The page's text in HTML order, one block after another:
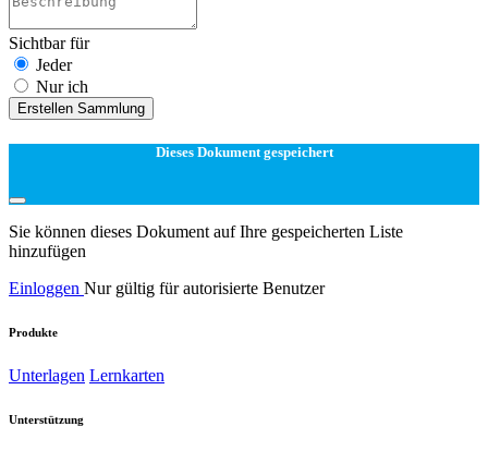
Sichtbar für
Jeder
Nur ich
Erstellen Sammlung
Dieses Dokument gespeichert
Sie können dieses Dokument auf Ihre gespeicherten Liste
hinzufügen
Einloggen Nur gültig für autorisierte Benutzer
Produkte
Unterlagen Lernkarten
Unterstützung